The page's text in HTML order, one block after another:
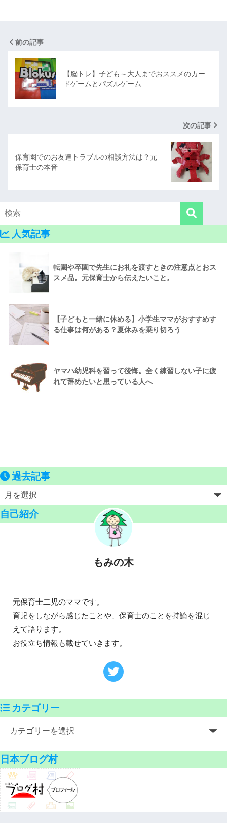
前の記事
【脳トレ】子ども～大人までおススメのカー
ドゲームとパズルゲーム…
次の記事
保育園でのお友達トラブルの相談方法は？元
保育士の本音
人気記事
転園や卒園で先生にお礼を渡すときの注意点とおス
スメ品。元保育士から伝えたいこと。
【子どもと一緒に休める】小学生ママがおすすめす
る仕事は何がある？夏休みを乗り切ろう
ヤマハ幼児科を習って後悔。全く練習しない子に疲
れて辞めたいと思っている人へ
過去記事
自己紹介
もみの木
元保育士二児のママです。
育児をしながら感じたことや、保育士のことを持論を混じ
えて語ります。
お役立ち情報も載せていきます。
カテゴリー
日本ブログ村